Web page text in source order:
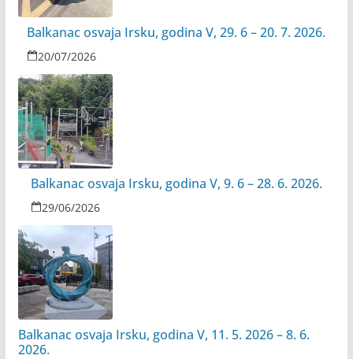
Balkanac osvaja Irsku, godina V, 29. 6 – 20. 7. 2026.
20/07/2026
Balkanac osvaja Irsku, godina V, 9. 6 – 28. 6. 2026.
29/06/2026
Balkanac osvaja Irsku, godina V, 11. 5. 2026 – 8. 6.
2026.